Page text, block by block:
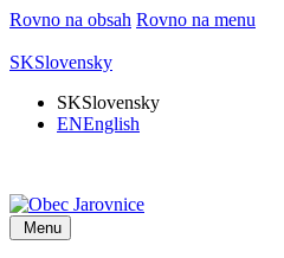
Rovno na obsah Rovno na menu
SKSlovensky
SKSlovensky
ENEnglish
Menu